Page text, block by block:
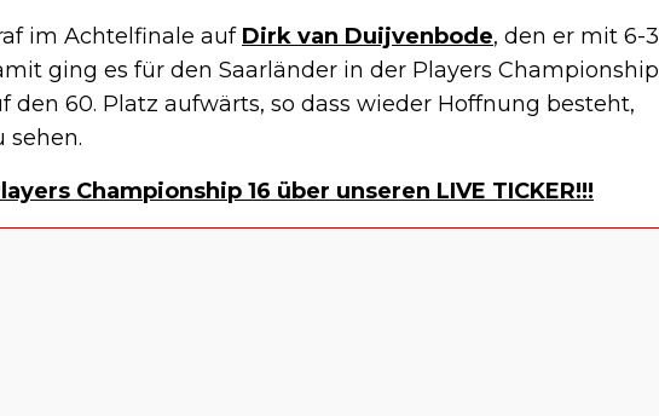
im Achtelfinale auf Dirk van Duijvenbode, den er mit 6-3
ging es für den Saarländer in der Players Championship
den 60. Platz aufwärts, so dass wieder Hoffnung besteht,
sehen.
Championship 16 über unseren LIVE TICKER!!!